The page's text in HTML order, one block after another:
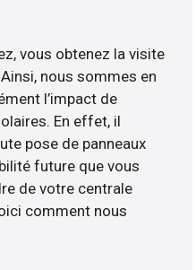
vous obtenez la visite
nous sommes en
l’impact de
En effet, il
pose de panneaux
future que vous
de votre centrale
comment nous